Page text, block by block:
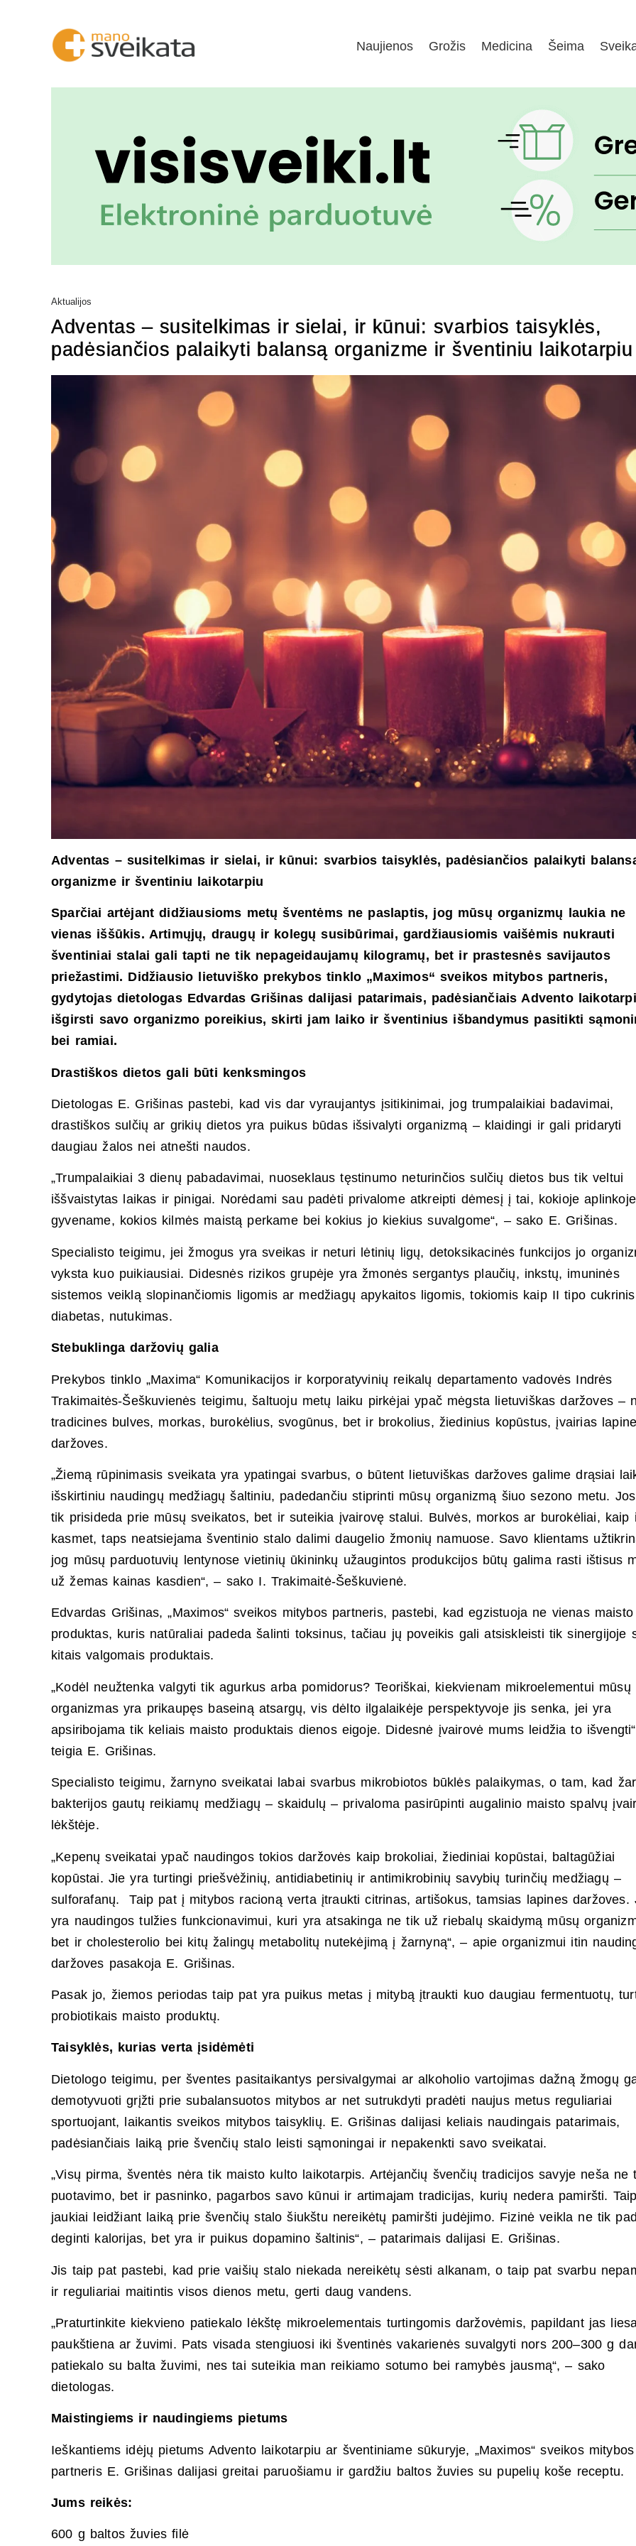
Naujienos Grožis Medicina Šeima
Aktualijos
Adventas – susitelkimas ir sielai, ir kūnui: svarbios taisyklės,
padėsiančios palaikyti balansą organizme ir šventiniu laikotarpiu
Adventas – susitelkimas ir sielai, ir kūnui: svarbios taisyklės, padėsiančios palaikyti
organizme ir šventiniu laikotarpiu
Sparčiai artėjant didžiausioms metų šventėms ne paslaptis, jog mūsų organizmų laukia ne
vienas iššūkis. Artimųjų, draugų ir kolegų susibūrimai, gardžiausiomis vaišėmis nukrauti
šventiniai stalai gali tapti ne tik nepageidaujamų kilogramų, bet ir prastesnės savijautos
priežastimi. Didžiausio lietuviško prekybos tinklo „Maximos“ sveikos mitybos partneris,
gydytojas dietologas Edvardas Grišinas dalijasi patarimais, padėsiančiais Advento
išgirsti savo organizmo poreikius, skirti jam laiko ir šventinius išbandymus pasitikti
bei ramiai.
Drastiškos dietos gali būti kenksmingos
Dietologas E. Grišinas pastebi, kad vis dar vyraujantys įsitikinimai, jog trumpalaikiai badavimai,
drastiškos sulčių ar grikių dietos yra puikus būdas išsivalyti organizmą – klaidingi ir gali pridaryti
daugiau žalos nei atnešti naudos.
„Trumpalaikiai 3 dienų pabadavimai, nuoseklaus tęstinumo neturinčios sulčių dietos bus tik veltui
iššvaistytas laikas ir pinigai. Norėdami sau padėti privalome atkreipti dėmesį į tai, kokioje aplinkoje
gyvename, kokios kilmės maistą perkame bei kokius jo kiekius suvalgome“, – sako E. Grišinas.
Specialisto teigimu, jei žmogus yra sveikas ir neturi lėtinių ligų, detoksikacinės funkcijos jo
vyksta kuo puikiausiai. Didesnės rizikos grupėje yra žmonės sergantys plaučių, inkstų, imuninės
sistemos veiklą slopinančiomis ligomis ar medžiagų apykaitos ligomis, tokiomis kaip II tipo cukrinis
diabetas, nutukimas.
Stebuklinga daržovių galia
Prekybos tinklo „Maxima“ Komunikacijos ir korporatyvinių reikalų departamento vadovės Indrės
Trakimaitės-Šeškuvienės teigimu, šaltuoju metų laiku pirkėjai ypač mėgsta lietuviškas daržoves –
tradicines bulves, morkas, burokėlius, svogūnus, bet ir brokolius, žiedinius kopūstus, įvairias
daržoves.
„Žiemą rūpinimasis sveikata yra ypatingai svarbus, o būtent lietuviškas daržoves galime drąsiai
išskirtiniu naudingų medžiagų šaltiniu, padedančiu stiprinti mūsų organizmą šiuo sezono metu.
tik prisideda prie mūsų sveikatos, bet ir suteikia įvairovę stalui. Bulvės, morkos ar burokėliai, kaip
kasmet, taps neatsiejama šventinio stalo dalimi daugelio žmonių namuose. Savo klientams
jog mūsų parduotuvių lentynose vietinių ūkininkų užaugintos produkcijos būtų galima rasti ištisus
už žemas kainas kasdien“, – sako I. Trakimaitė-Šeškuvienė.
Edvardas Grišinas, „Maximos“ sveikos mitybos partneris, pastebi, kad egzistuoja ne vienas maisto
produktas, kuris natūraliai padeda šalinti toksinus, tačiau jų poveikis gali atsiskleisti tik sinergijoje
kitais valgomais produktais.
„Kodėl neužtenka valgyti tik agurkus arba pomidorus? Teoriškai, kiekvienam mikroelementui mūsų
organizmas yra prikaupęs baseiną atsargų, vis dėlto ilgalaikėje perspektyvoje jis senka, jei yra
apsiribojama tik keliais maisto produktais dienos eigoje. Didesnė įvairovė mums leidžia to
teigia E. Grišinas.
Specialisto teigimu, žarnyno sveikatai labai svarbus mikrobiotos būklės palaikymas, o tam, kad
bakterijos gautų reikiamų medžiagų – skaidulų – privaloma pasirūpinti augalinio maisto spalvų
lėkštėje.
„Kepenų sveikatai ypač naudingos tokios daržovės kaip brokoliai, žiediniai kopūstai, baltagūžiai
kopūstai. Jie yra turtingi priešvėžinių, antidiabetinių ir antimikrobinių savybių turinčių medžiagų –
sulforafanų. Taip pat į mitybos racioną verta įtraukti citrinas, artišokus, tamsias lapines daržoves.
yra naudingos tulžies funkcionavimui, kuri yra atsakinga ne tik už riebalų skaidymą mūsų
bet ir cholesterolio bei kitų žalingų metabolitų nutekėjimą į žarnyną“, – apie organizmui itin
daržoves pasakoja E. Grišinas.
Pasak jo, žiemos periodas taip pat yra puikus metas į mitybą įtraukti kuo daugiau fermentuotų,
probiotikais maisto produktų.
Taisyklės, kurias verta įsidėmėti
Dietologo teigimu, per šventes pasitaikantys persivalgymai ar alkoholio vartojimas dažną žmogų
demotyvuoti grįžti prie subalansuotos mitybos ar net sutrukdyti pradėti naujus metus reguliariai
sportuojant, laikantis sveikos mitybos taisyklių. E. Grišinas dalijasi keliais naudingais patarimais,
padėsiančiais laiką prie švenčių stalo leisti sąmoningai ir nepakenkti savo sveikatai.
„Visų pirma, šventės nėra tik maisto kulto laikotarpis. Artėjančių švenčių tradicijos savyje neša ne
puotavimo, bet ir pasninko, pagarbos savo kūnui ir artimajam tradicijas, kurių nedera pamiršti.
jaukiai leidžiant laiką prie švenčių stalo šiukštu nereikėtų pamiršti judėjimo. Fizinė veikla ne tik
deginti kalorijas, bet yra ir puikus dopamino šaltinis“, – patarimais dalijasi E. Grišinas.
Jis taip pat pastebi, kad prie vaišių stalo niekada nereikėtų sėsti alkanam, o taip pat svarbu
ir reguliariai maitintis visos dienos metu, gerti daug vandens.
„Praturtinkite kiekvieno patiekalo lėkštę mikroelementais turtingomis daržovėmis, papildant jas
paukštiena ar žuvimi. Pats visada stengiuosi iki šventinės vakarienės suvalgyti nors 200–300 g
patiekalo su balta žuvimi, nes tai suteikia man reikiamo sotumo bei ramybės jausmą“, – sako
dietologas.
Maistingiems ir naudingiems pietums
Ieškantiems idėjų pietums Advento laikotarpiu ar šventiniame sūkuryje, „Maximos“ sveikos mitybos
partneris E. Grišinas dalijasi greitai paruošiamu ir gardžiu baltos žuvies su pupelių koše receptu.
Jums reikės:
600 g baltos žuvies filė